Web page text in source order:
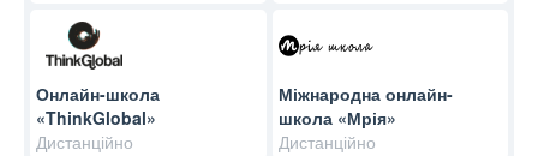
Онлайн-школа
«ThinkGlobal»
Дистанційно
Міжнародна онлайн-
школа «Мрія»
Дистанційно